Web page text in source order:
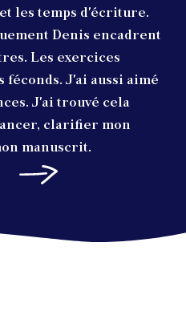
les temps d'écriture.
Denis encadrent
Les exercices
J'ai aussi aimé
J'ai trouvé cela
clarifier mon
manuscrit.